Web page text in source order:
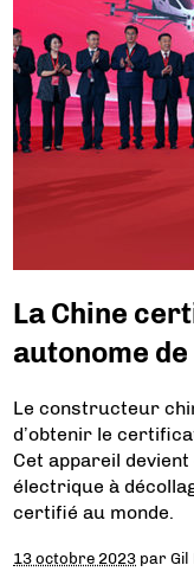
La Chine
autonome
Le constructeur
d’obtenir le
Cet appareil
électrique à
certifié au monde.
13 octobre 2023 parGil